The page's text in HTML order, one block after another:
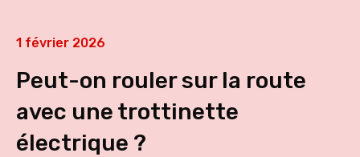
1 février 2026
Peut-on rouler sur la route
avec une trottinette
électrique ?